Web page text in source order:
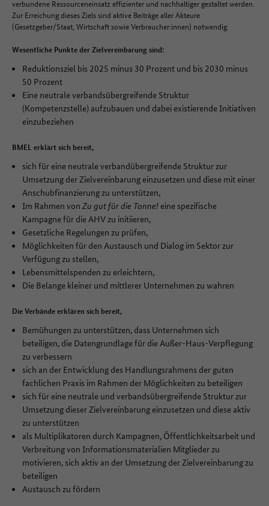
verbundene Ressourceneinsatz effizienter und nachhaltiger gestaltet werden.
Zur Erreichung dieses Ziels sind aktive Beiträge aller Akteure
(Gesetzgeber/Staat, Wirtschaft sowie Verbraucher:innen) notwendig.
Wesentliche Punkte der Zielvereinbarung sind:
Reduktionsziel bis 2025 minus 30 Prozent und bis 2030 minus
50 Prozent
Eine neutrale verbandsübergreifende Struktur
(Kompetenzstelle) aufzubauen und dabei existierende Initiativen
einzubeziehen
BMEL erklärt sich bereit,
sich für eine neutrale verbandübergreifende Struktur zur
Umsetzung der Zielvereinbarung einzusetzen und diese mit einer
Anschubfinanzierung zu unterstützen,
Im Rahmen von Zu gut für die Tonne! eine spezifische
Kampagne für die AHV zu initiieren,
Gesetzliche Regelungen zu prüfen,
Möglichkeiten für den Austausch und Dialog im Sektor zur
Verfügung zu stellen,
Lebensmittelspenden zu erleichtern,
Die Belange kleiner und mittlerer Unternehmen zu wahren
Die Verbände erklären sich bereit,
Bemühungen zu unterstützen, dass Unternehmen sich
beteiligen, die Datengrundlage für die Außer-Haus-Verpflegung
zu verbessern
sich an der Entwicklung des Handlungsrahmens der guten
fachlichen Praxis im Rahmen der Möglichkeiten zu beteiligen
sich für eine neutrale und verbandsübergreifende Struktur zur
Umsetzung dieser Zielvereinbarung einzusetzen und diese aktiv
zu unterstützen
als Multiplikatoren durch Kampagnen, Öffentlichkeitsarbeit und
Verbreitung von Informationsmaterialien Mitglieder zu
motivieren, sich aktiv an der Umsetzung der Zielvereinbarung zu
beteiligen
Austausch zu fördern